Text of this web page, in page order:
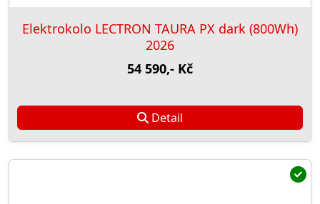
Elektrokolo LECTRON TAURA PX dark (800Wh)
2026
54 590,- Kč
Detail